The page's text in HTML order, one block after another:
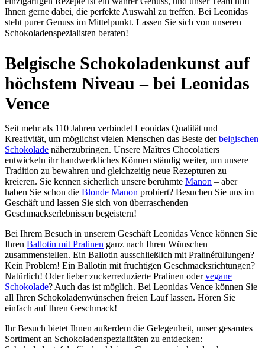
Ihnen gerne dabei, die perfekte Auswahl zu treffen. Bei Leonidas
steht purer Genuss im Mittelpunkt. Lassen Sie sich von unseren
Schokoladenspezialisten beraten!
Belgische Schokoladenkunst auf
höchstem Niveau – bei Leonidas
Vence
Seit mehr als 110 Jahren verbindet Leonidas Qualität und
Kreativität, um möglichst vielen Menschen das Beste derbelgischen
Schokolade näherzubringen. Unsere Maîtres Chocolatiers
entwickeln ihr handwerkliches Können ständig weiter, um unsere
Tradition zu bewahren und gleichzeitig neue Rezepturen zu
kreieren. Sie kennen sicherlich unsere berühmte Manon – aber
haben Sie schon die Blonde Manon probiert? Besuchen Sie uns im
Geschäft und lassen Sie sich von überraschenden
Geschmackserlebnissen begeistern!
Bei Ihrem Besuch in unserem Geschäft Leonidas Vence können Sie
Ihren Ballotin mit Pralinen ganz nach Ihren Wünschen
zusammenstellen. Ein Ballotin ausschließlich mit Pralinéfüllungen?
Kein Problem! Ein Ballotin mit fruchtigen Geschmacksrichtungen?
Natürlich! Oder lieber zuckerreduzierte Pralinen odervegane
Schokolade? Auch das ist möglich. Bei Leonidas Vence können Sie
all Ihren Schokoladenwünschen freien Lauf lassen. Hören Sie
einfach auf Ihren Geschmack!
Ihr Besuch bietet Ihnen außerdem die Gelegenheit, unser gesamtes
Sortiment an Schokoladenspezialitäten zu entdecken: